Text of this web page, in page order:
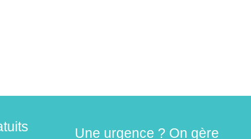
Une urgence ? On gère